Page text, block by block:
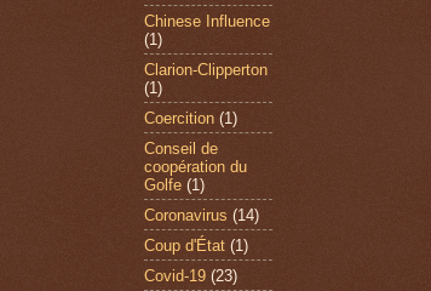
Chinese Influence
(1)
Clarion-Clipperton
(1)
Coercition (1)
Conseil de
coopération du
Golfe (1)
Coronavirus (14)
Coup d'État (1)
Covid-19 (23)